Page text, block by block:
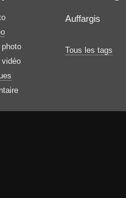
vidéo
Auffargis
Tous les tags